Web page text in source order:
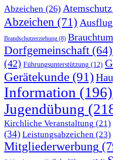
Abzeichen (26)
Abzeichen (71) Ausflug
Brandschutzerziehung (8) Brauchtum
Dorfgemeinschaft (64)
(42) Führungsunterstützung (12)
Gerätekunde (91)
Information (196)
Jugendübung
Kirchliche Veranstaltung (21)
(34) Leistungsabzeichen (23)
Mitgliederwerbung